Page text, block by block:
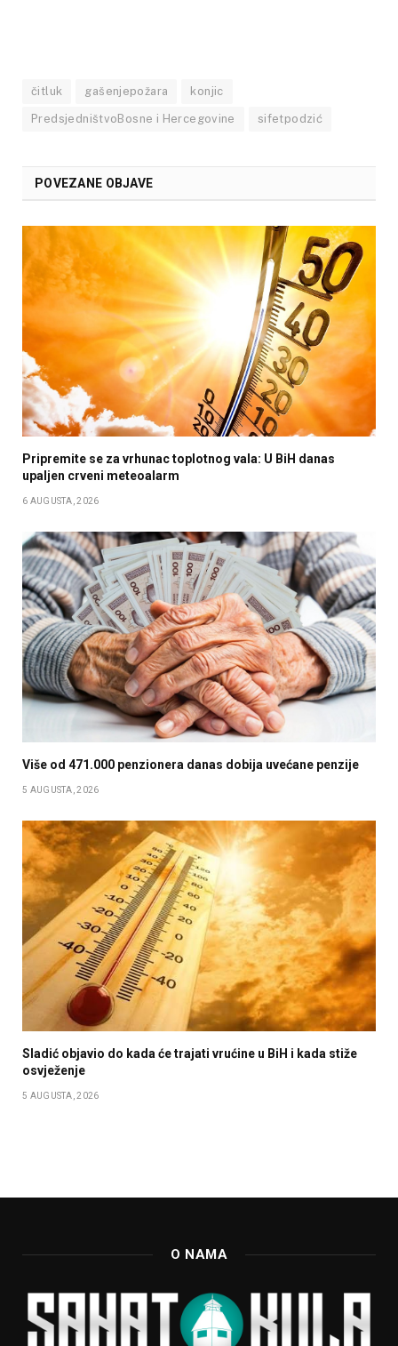
čitluk gašenjepožara konjic
PredsjedništvoBosne i Hercegovine sifetpodzić
POVEZANE OBJAVE
Pripremite se za vrhunac toplotnog vala: U BiH danas
upaljen crveni meteoalarm
6 AUGUSTA, 2026
Više od 471.000 penzionera danas dobija uvećane penzije
5 AUGUSTA, 2026
Sladić objavio do kada će trajati vrućine u BiH i kada stiže
osvježenje
5 AUGUSTA, 2026
O NAMA